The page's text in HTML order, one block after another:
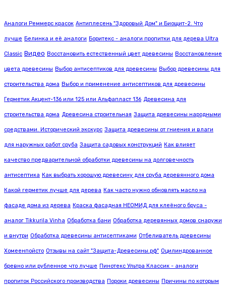
Аналоги Реммерс красок Антиплесень "Здоровый Дом" и Биощит-2. Что
лучше Белинка и её аналоги Боритекс - аналоги пропитки для дерева Ultra
Classic Видео Восстановить естественный цвет древесины Восстановление
цвета древесины Выбор антисептиков для древесины Выбор древесины для
строительства дома Выбор и применение антисептиков для древесины
Герметик Акцент-136 или 125 или Альфапласт 136 Древесина для
строительства дома Древесина строительная Защита древесины народными
средствами. Исторический экскурс Защита древесины от гниения и влаги
для наружных работ сруба Защита садовых конструкций Как влияет
качество предварительной обработки древесины на долговечность
антисептика Как выбрать хорошую древесину для сруба деревянного дома
Какой герметик лучше для дерева Как часто нужно обновлять масло на
фасаде дома из дерева Краска фасадная НЕОМИД для клеёного бруса -
аналог Tikkurila Vinha Обработка бани Обработка деревянных домов снаружи
и внутри Обработка древесины антисептиками Отбеливатель древесины
Хомеенпойсто Отзывы на сайт "Защита-Древесины.рф" Оцилиндрованное
бревно или рубленное что лучше Пинотекс Ультра Классик - аналоги
пропиток Российского производства Пороки древесины Причины по которым